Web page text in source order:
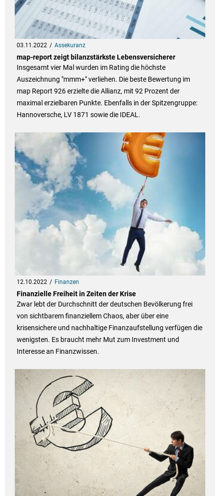
03.11.2022 Assekuranz
map-report zeigt bilanzstärkste Lebensversicherer
Insgesamt vier Mal wurden im Rating die höchste
Auszeichnung "mmm+" verliehen. Die beste Bewertung im
map Report 926 erzielte die Allianz, mit 92 Prozent der
maximal erzielbaren Punkte. Ebenfalls in der Spitzengruppe:
Hannoversche, LV 1871 sowie die IDEAL.
12.10.2022 Finanzen
Finanzielle Freiheit in Zeiten der Krise
Zwar lebt der Durchschnitt der deutschen Bevölkerung frei
von sichtbarem finanziellem Chaos, aber über eine
krisensichere und nachhaltige Finanzaufstellung verfügen die
wenigsten. Es braucht mehr Mut zum Investment und
Interesse an Finanzwissen.